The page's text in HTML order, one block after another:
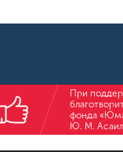
При
фонда
Ю. М.